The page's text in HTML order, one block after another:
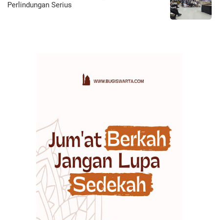
Perlindungan Serius